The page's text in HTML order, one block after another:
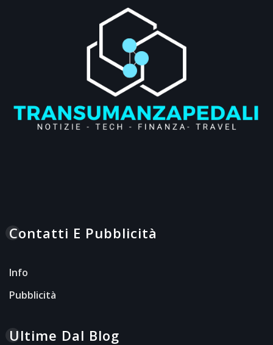
Contatti E Pubblicità
Info
Pubblicità
Ultime Dal Blog